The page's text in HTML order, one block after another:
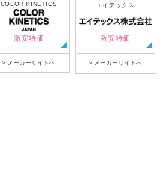
COLOR KINETICS
激安特価
> メーカーサイトへ
エイテックス
激安特価
> メーカーサイトへ